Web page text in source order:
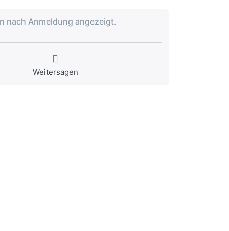
nach Anmeldung angezeigt.
Weitersagen